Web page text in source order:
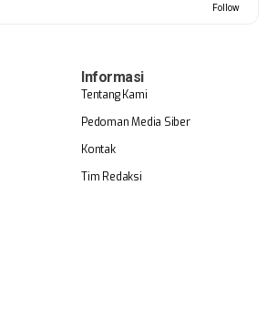
Follow
Informasi
Tentang Kami
Pedoman Media Siber
Kontak
Tim Redaksi